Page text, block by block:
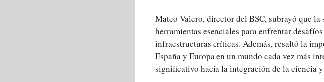
Mateo Valero, director del BSC, subrayó que
herramientas esenciales para enfrentar
infraestructuras críticas. Además, resaltó la
España y Europa en un mundo cada vez más
significativo hacia la integración de la ciencia y